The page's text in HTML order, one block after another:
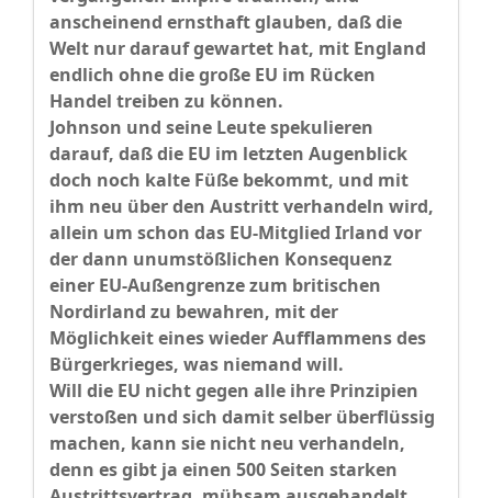
anscheinend ernsthaft glauben, daß die
Welt nur darauf gewartet hat, mit England
endlich ohne die große EU im Rücken
Handel treiben zu können.
Johnson und seine Leute spekulieren
darauf, daß die EU im letzten Augenblick
doch noch kalte Füße bekommt, und mit
ihm neu über den Austritt verhandeln wird,
allein um schon das EU-Mitglied Irland vor
der dann unumstößlichen Konsequenz
einer EU-Außengrenze zum britischen
Nordirland zu bewahren, mit der
Möglichkeit eines wieder Aufflammens des
Bürgerkrieges, was niemand will.
Will die EU nicht gegen alle ihre Prinzipien
verstoßen und sich damit selber überflüssig
machen, kann sie nicht neu verhandeln,
denn es gibt ja einen 500 Seiten starken